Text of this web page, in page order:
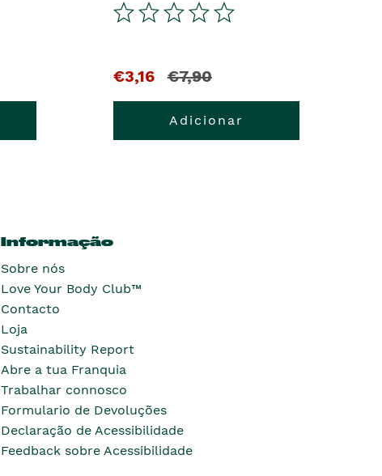
€3,16 €7,90
Adicionar
Informação
Sobre nós
Love Your Body Club™
Contacto
Loja
Sustainability Report
Abre a tua Franquia
Trabalhar connosco
Formulario de Devoluções
Declaração de Acessibilidade
Feedback sobre Acessibilidade